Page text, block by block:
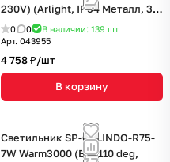
230V) (Arlight, IP54 Металл, 3
года)
0 0 В наличии: 139 шт
Арт. 043955
4 758 ₽/шт
В корзину
Светильник SP-CYLINDO-R75-
7W Warm3000 (BK, 110 deg,